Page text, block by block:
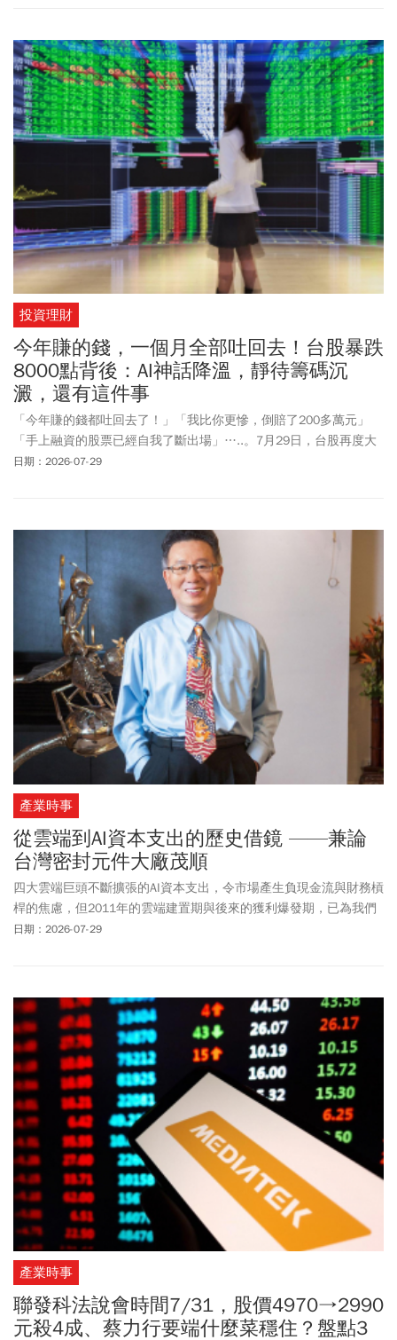
投資理財
今年賺的錢，一個月全部吐回去！台股暴跌
8000點背後：AI神話降溫，靜待籌碼沉
澱，還有這件事
「今年賺的錢都吐回去了！」「我比你更慘，倒賠了200多萬元」
「手上融資的股票已經自我了斷出場」…..。7月29日，台股再度大
跌1564點，盤中一度摜破4萬點關卡，股票社群討論的氣氛瞬間豬羊
日期：2026-07-29
產業時事
從雲端到AI資本支出的歷史借鏡 ——兼論
台灣密封元件大廠茂順
四大雲端巨頭不斷擴張的AI資本支出，令市場產生負現金流與財務槓
桿的焦慮，但2011年的雲端建置期與後來的獲利爆發期，已為我們
證明「先投資基建，後回收利潤」的規律。
日期：2026-07-29
產業時事
聯發科法說會時間7/31，股價4970→2990
元殺4成、蔡力行要端什麼菜穩住？盤點3